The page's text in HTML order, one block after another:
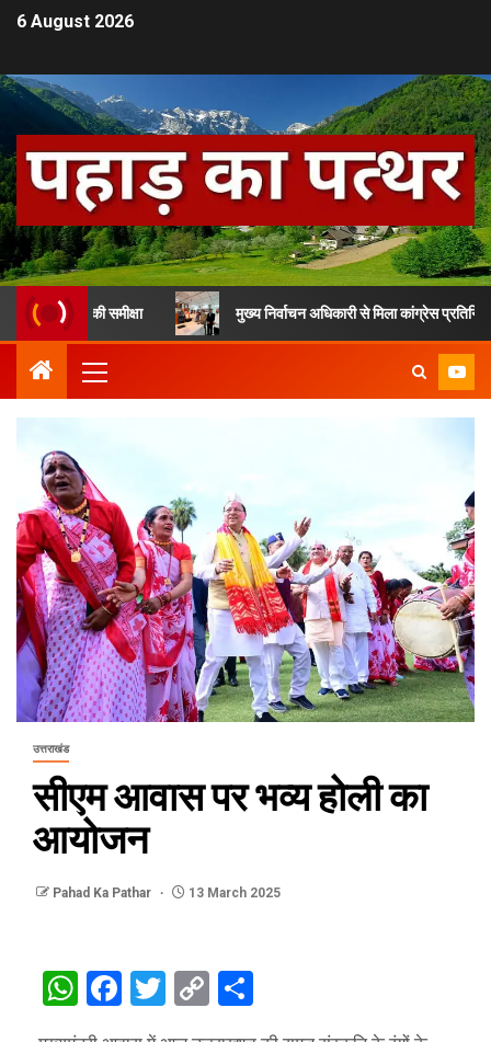
6 August 2026
की समीक्षा मुख्य निर्वाचन अधिकारी से मिला कांग्रेस प्रतिनिधिमंडल,
उत्तराखंड
सीएम आवास पर भव्य होली का
आयोजन
Pahad Ka Pathar 13 March 2025
WhatsApp
Facebook
Twitter
Copy
Link